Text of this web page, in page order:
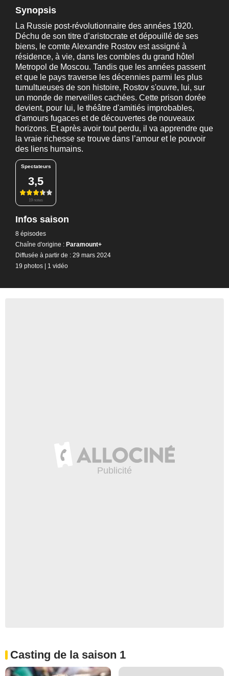
Synopsis
La Russie post-révolutionnaire des années 1920.
Déchu de son titre d’aristocrate et dépouillé de ses
biens, le comte Alexandre Rostov est assigné à
résidence, à vie, dans les combles du grand hôtel
Metropol de Moscou. Tandis que les années passent
et que le pays traverse les décennies parmi les plus
tumultueuses de son histoire, Rostov s'ouvre, lui, sur
un monde de merveilles cachées. Cette prison dorée
devient, pour lui, le théâtre d'amitiés improbables,
d'amours fugaces et de découvertes de nouveaux
horizons. Et après avoir tout perdu, il va apprendre que
la vraie richesse se trouve dans l’amour et le pouvoir
des liens humains.
Spectateurs
3,5
19 notes
Infos saison
8 épisodes
Chaîne d'origine : Paramount+
Diffusée à partir de : 29 mars 2024
19 photos | 1 vidéo
Casting de la saison 1